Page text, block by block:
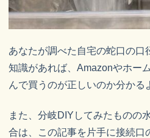
あなたが調べた自宅の蛇口の口
知識があれば、Amazonやホー
んで買うのが正しいのか分かる
また、分岐DIYしてみたものの
合は、この記事を片手に接続口